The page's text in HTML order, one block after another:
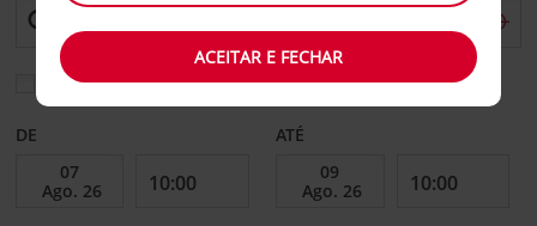
Escolher uma estação de devolução diferente
DE ATÉ
ACEITAR E FECHAR